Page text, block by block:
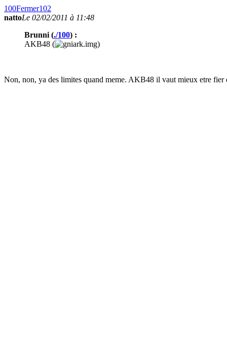
100Fermer102
nattoLe 02/02/2011 à 11:48
Brunni (./100) :
AKB48 (
)
Non, non, ya des limites quand meme. AKB48 il vaut mieux etre